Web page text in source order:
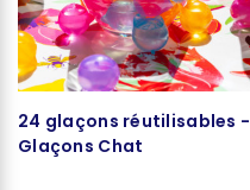
24 glaçons réutilisables -
Glaçons Chat